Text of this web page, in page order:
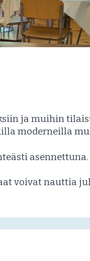
ja muihin
moderneilla
asennettuna.
voivat nauttia